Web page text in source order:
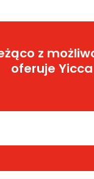
z
oferuje Yicca